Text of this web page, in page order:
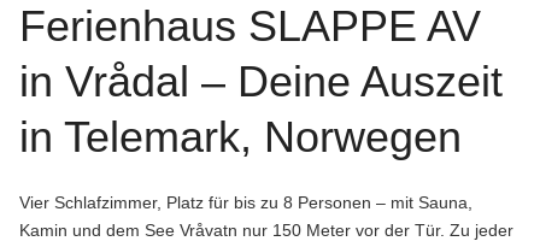
Ferienhaus SLAPPE AV
in Vrådal – Deine Auszeit
in Telemark, Norwegen
Vier Schlafzimmer, Platz für bis zu 8 Personen – mit Sauna,
Kamin und dem See Vråvatn nur 150 Meter vor der Tür. Zu jeder